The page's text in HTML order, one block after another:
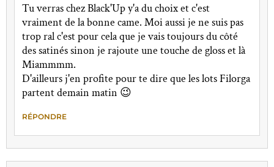
Tu verras chez Black'Up y'a du choix et c'est
vraiment de la bonne came. Moi aussi je ne suis pas
trop ral c'est pour cela que je vais toujours du côté
des satinés sinon je rajoute une touche de gloss et là
Miammmm.
D'ailleurs j'en profite pour te dire que les lots Filorga
partent demain matin 😉
RÉPONDRE